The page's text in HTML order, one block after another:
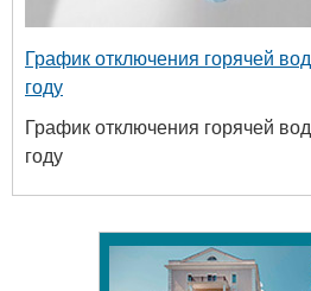
График отключения горячей
году
График отключения горячей
году